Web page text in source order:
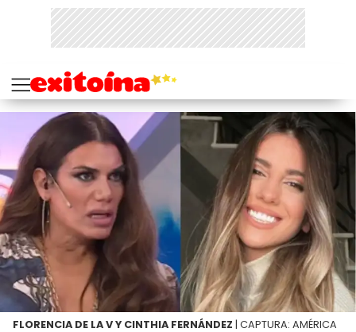
FLORENCIA DE LA V Y CINTHIA FERNÁNDEZ | CAPTURA: AMÉRICA